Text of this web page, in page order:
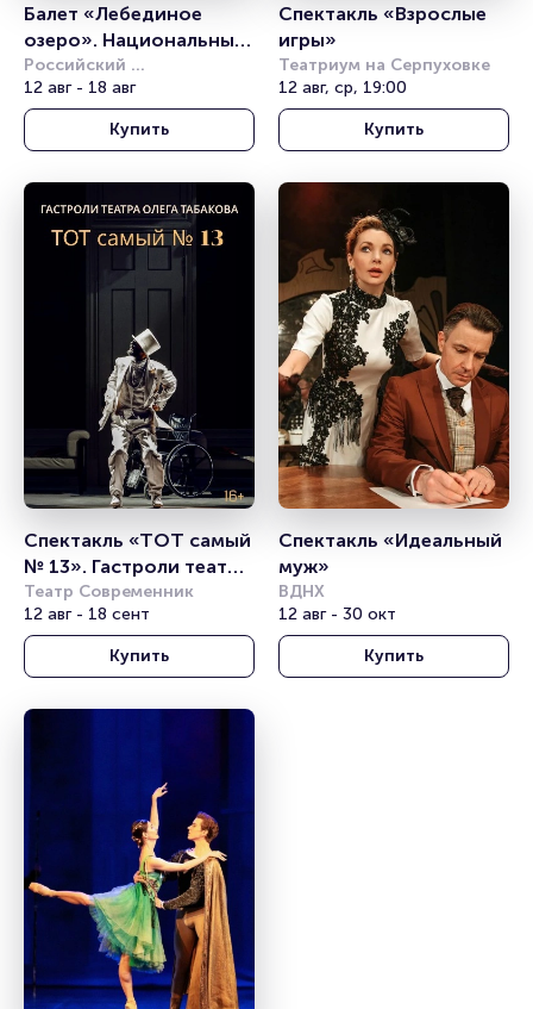
Балет «Лебединое
озеро». Национальный
классический балет
Российский
академический
молодёжный театр (РАМТ)
12 авг - 18 авг
Купить
Спектакль «Взрослые
игры»
Театриум на Серпуховке
12 авг, ср, 19:00
Купить
Спектакль «ТОТ самый
№ 13». Гастроли театра
Табакова
Театр Современник
12 авг - 18 сент
Купить
Спектакль «Идеальный
муж»
ВДНХ
12 авг - 30 окт
Купить